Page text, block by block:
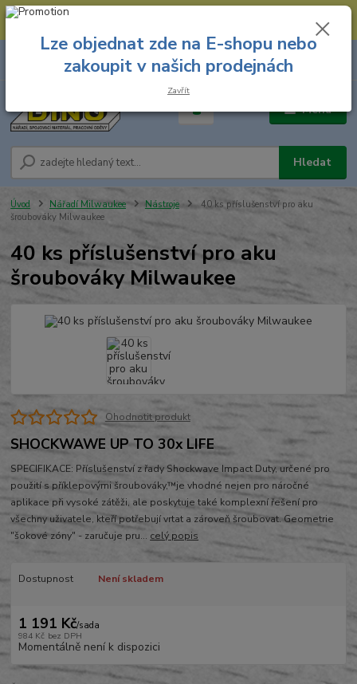
--- Spojovací materiál: 774 431 045 --- Prodejna nářadí: 731 449 423 --
Menu
Hledat
8.00 hod. - 16.00 hod.
za
Úvod Nářadí Milwaukee Nástroje
40 ks příslušenství pro aku
šroubováky Milwaukee
40 ks příslušenství pro aku
šroubováky Milwaukee
Ohodnotit produkt
SHOCKWAWE UP TO 30x LIFE
SPECIFIKACE: Příslušenství z řady Shockwave Impact Duty, určené pro
použití s příklepovými šroubováky,™je vhodné nejen pro náročné
aplikace při vysoké zátěži, ale poskytuje také komplexní řešení pro
všechny uživatele, kteří potřebují vrtat a zároveň šroubovat. Geometrie
"šokové zóny" - zaručuje pru... celý popis
Dostupnost Není skladem
1 191 Kč/sada
984 Kč bez DPH
Momentálně není k dispozici
Lze objednat zde na E-shopu nebo
zakoupit v našich prodejnách
Zavřít